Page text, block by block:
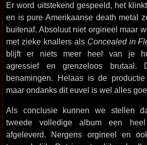
Er word uitstekend gespeeld, het
en is pure Amerikaanse death metal
buitenaf. Absoluut niet orgineel maar
met zieke knallers als Concealed in
blijft er niets meer heel van je
agressief en grenzeloos
benamingen. Helaas is de
maar ondanks dit euvel is wel alles
Als conclusie kunnen we stellen
tweede volledige album een
afgeleverd. Nergens orgineel en